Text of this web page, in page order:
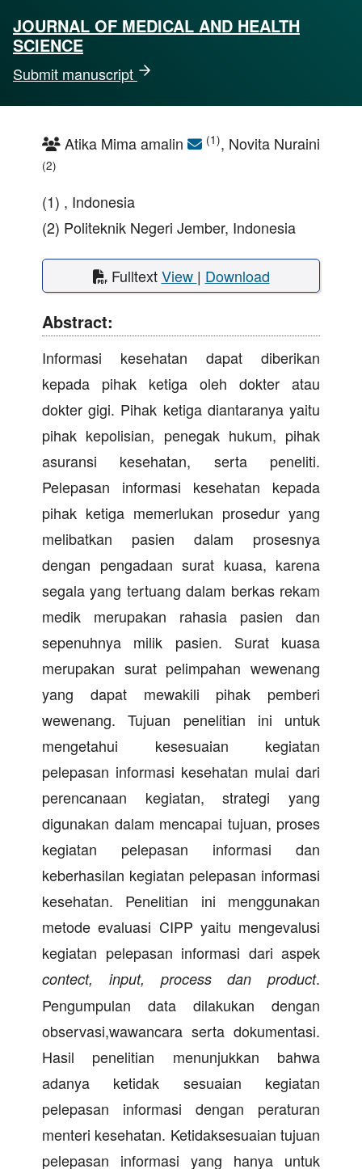
JOURNAL OF MEDICAL AND HEALTH
SCIENCE
Submit manuscript
Atika Mima amalin (1), Novita Nuraini
(2)
(1) , Indonesia
(2) Politeknik Negeri Jember, Indonesia
FulltextView | Download
Abstract:
Informasi kesehatan dapat diberikan
kepada pihak ketiga oleh dokter atau
dokter gigi. Pihak ketiga diantaranya yaitu
pihak kepolisian, penegak hukum, pihak
asuransi kesehatan, serta peneliti.
Pelepasan informasi kesehatan kepada
pihak ketiga memerlukan prosedur yang
melibatkan pasien dalam prosesnya
dengan pengadaan surat kuasa, karena
segala yang tertuang dalam berkas rekam
medik merupakan rahasia pasien dan
sepenuhnya milik pasien. Surat kuasa
merupakan surat pelimpahan wewenang
yang dapat mewakili pihak pemberi
wewenang. Tujuan penelitian ini untuk
mengetahui kesesuaian kegiatan
pelepasan informasi kesehatan mulai dari
perencanaan kegiatan, strategi yang
digunakan dalam mencapai tujuan, proses
kegiatan pelepasan informasi dan
keberhasilan kegiatan pelepasan informasi
kesehatan. Penelitian ini menggunakan
metode evaluasi CIPP yaitu mengevalusi
kegiatan pelepasan informasi dari aspek
contect, input, process dan product.
Pengumpulan data dilakukan dengan
observasi,wawancara serta dokumentasi.
Hasil penelitian menunjukkan bahwa
adanya ketidak sesuaian kegiatan
pelepasan informasi dengan peraturan
menteri kesehatan. Ketidaksesuaian tujuan
pelepasan informasi yang hanya untuk